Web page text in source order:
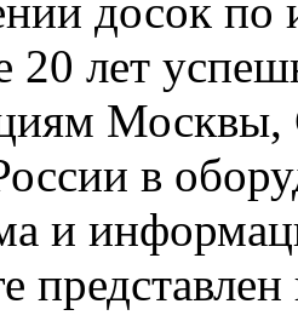
досок по
20 лет
Москвы,
в
и